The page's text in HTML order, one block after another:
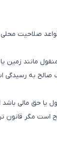
صلاحیت
مانند زمین یا
صالح به رسیدگی
یا حق مالی
است مگر قانون